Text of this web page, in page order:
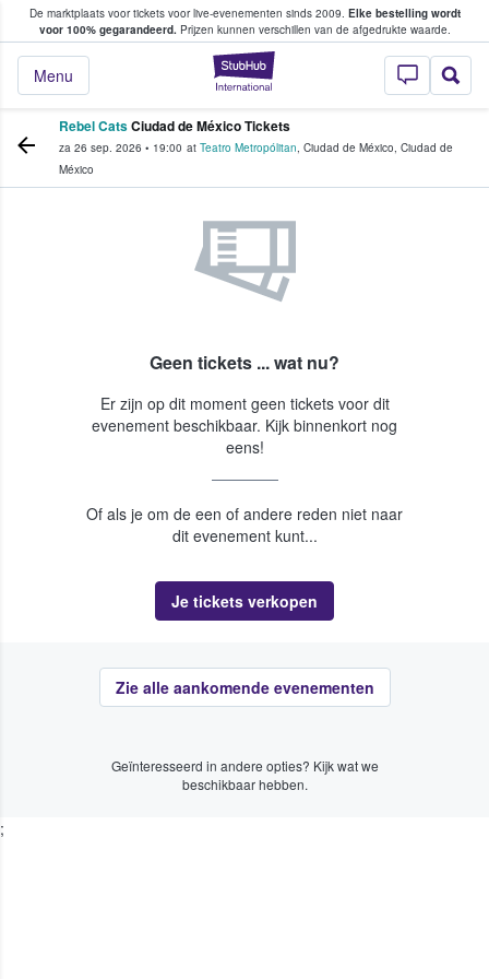
De marktplaats voor tickets voor live-evenementen sinds 2009. Elke bestelling wordt
voor 100% gegarandeerd.Prijzen kunnen verschillen van de afgedrukte waarde.
StubHub: waar
Menu
tickets kopen en verkopen
Rebel CatsCiudad de México Tickets
za 26 sep. 2026 • 19:00 at Teatro Metropólitan, Ciudad de México, Ciudad de
México
Geen tickets ... wat nu?
Er zijn op dit moment geen tickets voor dit
evenement beschikbaar. Kijk binnenkort nog
eens!
Of als je om de een of andere reden niet naar
dit evenement kunt...
Je tickets verkopen
Zie alle aankomende evenementen
Geïnteresseerd in andere opties? Kijk wat we
beschikbaar hebben.
;